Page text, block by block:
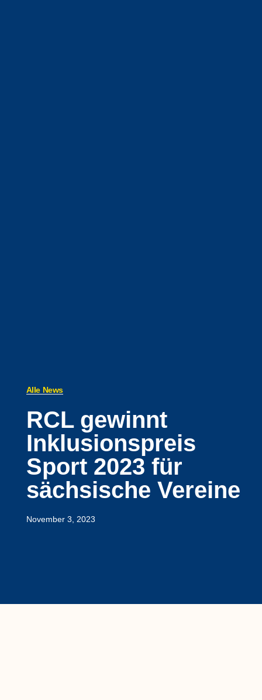
Alle News
RCL gewinnt
Inklusionspreis
Sport 2023 für
sächsische Vereine
November 3, 2023